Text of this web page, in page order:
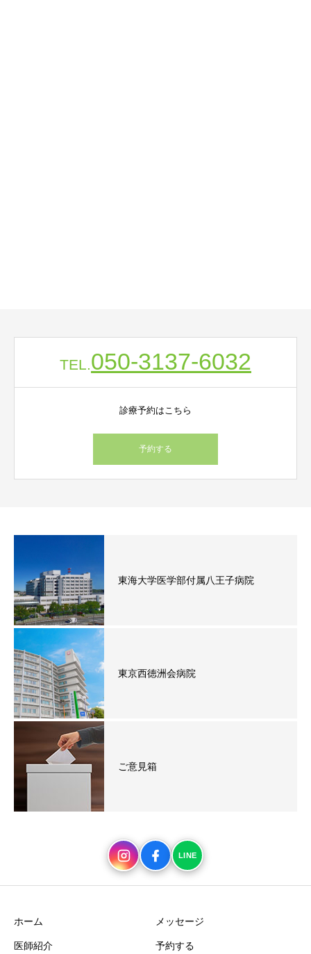
TEL.050-3137-6032
診療予約はこちら
予約する
東海大学医学部付属八王子病院
東京西徳洲会病院
ご意見箱
InstagramFacebook
LINE
LINE
ホーム メッセージ
医師紹介 予約する